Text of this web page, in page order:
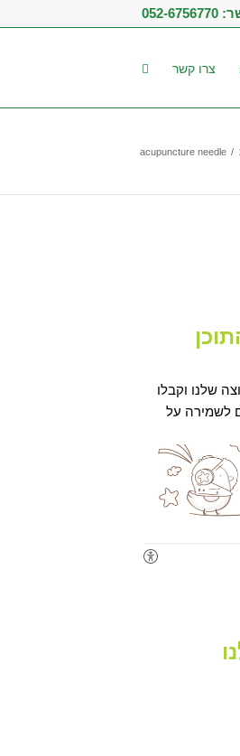
052-6756770
צרו קשר
/
acupuncture needle
שלנו וקבלו
לשמירה על